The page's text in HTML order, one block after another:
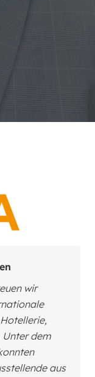
wir
Unter dem
aus